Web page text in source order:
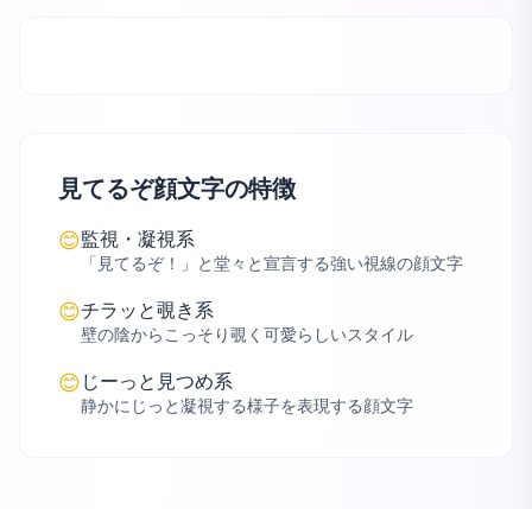
見てるぞ顔文字の特徴
😊監視・凝視系
「見てるぞ！」と堂々と宣言する強い視線の顔文字
😊チラッと覗き系
壁の陰からこっそり覗く可愛らしいスタイル
😊 じーっと見つめ系
静かにじっと凝視する様子を表現する顔文字